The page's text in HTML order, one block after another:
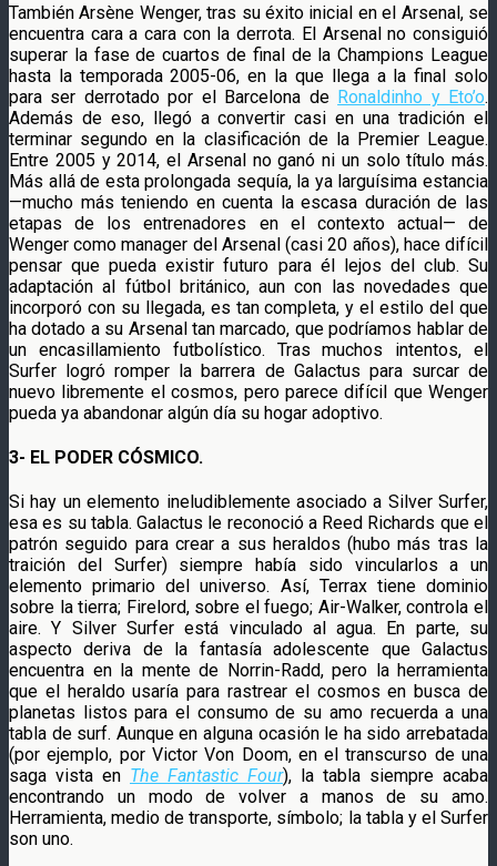
También Arsène Wenger, tras su éxito inicial en el Arsenal, se
encuentra cara a cara con la derrota. El Arsenal no consiguió
superar la fase de cuartos de final de la Champions League
hasta la temporada 2005-06, en la que llega a la final solo
para ser derrotado por el Barcelona de Ronaldinho y Eto’o.
Además de eso, llegó a convertir casi en una tradición el
terminar segundo en la clasificación de la Premier League.
Entre 2005 y 2014, el Arsenal no ganó ni un solo título más.
Más allá de esta prolongada sequía, la ya larguísima estancia
—mucho más teniendo en cuenta la escasa duración de las
etapas de los entrenadores en el contexto actual— de
Wenger como manager del Arsenal (casi 20 años), hace difícil
pensar que pueda existir futuro para él lejos del club. Su
adaptación al fútbol británico, aun con las novedades que
incorporó con su llegada, es tan completa, y el estilo del que
ha dotado a su Arsenal tan marcado, que podríamos hablar de
un encasillamiento futbolístico. Tras muchos intentos, el
Surfer logró romper la barrera de Galactus para surcar de
nuevo libremente el cosmos, pero parece difícil que Wenger
pueda ya abandonar algún día su hogar adoptivo.
3- EL PODER CÓSMICO.
Si hay un elemento ineludiblemente asociado a Silver Surfer,
esa es su tabla. Galactus le reconoció a Reed Richards que el
patrón seguido para crear a sus heraldos (hubo más tras la
traición del Surfer) siempre había sido vincularlos a un
elemento primario del universo. Así, Terrax tiene dominio
sobre la tierra; Firelord, sobre el fuego; Air-Walker, controla el
aire. Y Silver Surfer está vinculado al agua. En parte, su
aspecto deriva de la fantasía adolescente que Galactus
encuentra en la mente de Norrin-Radd, pero la herramienta
que el heraldo usaría para rastrear el cosmos en busca de
planetas listos para el consumo de su amo recuerda a una
tabla de surf. Aunque en alguna ocasión le ha sido arrebatada
(por ejemplo, por Victor Von Doom, en el transcurso de una
saga vista en The Fantastic Four), la tabla siempre acaba
encontrando un modo de volver a manos de su amo.
Herramienta, medio de transporte, símbolo; la tabla y el Surfer
son uno.